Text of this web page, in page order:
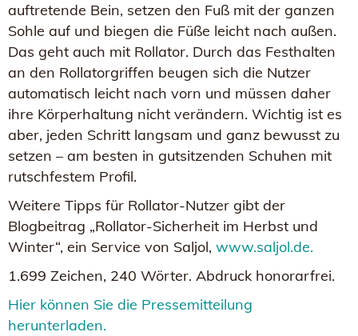
auftretende Bein, setzen den Fuß mit der ganzen
Sohle auf und biegen die Füße leicht nach außen.
Das geht auch mit Rollator. Durch das Festhalten
an den Rollatorgriffen beugen sich die Nutzer
automatisch leicht nach vorn und müssen daher
ihre Körperhaltung nicht verändern. Wichtig ist es
aber, jeden Schritt langsam und ganz bewusst zu
setzen – am besten in gutsitzenden Schuhen mit
rutschfestem Profil.
Weitere Tipps für Rollator-Nutzer gibt der
Blogbeitrag „Rollator-Sicherheit im Herbst und
Winter“, ein Service von Saljol, www.saljol.de.
1.699 Zeichen, 240 Wörter. Abdruck honorarfrei.
Hier können Sie die Pressemitteilung
herunterladen.